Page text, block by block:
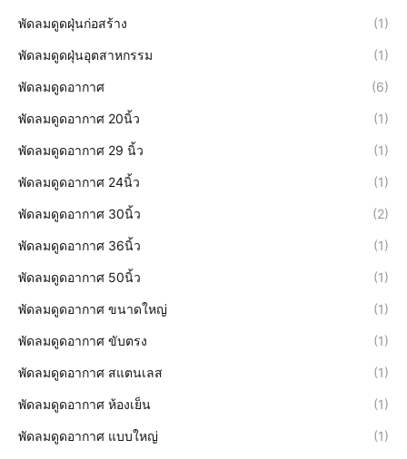
พัดลมดูดฝุ่นก่อสร้าง (1)
พัดลมดูดฝุ่นอุตสาหกรรม (1)
พัดลมดูดอากาศ (6)
พัดลมดูดอากาศ 20นิ้ว (1)
พัดลมดูดอากาศ 29 นิ้ว (1)
พัดลมดูดอากาศ 24นิ้ว (1)
พัดลมดูดอากาศ 30นิ้ว (2)
พัดลมดูดอากาศ 36นิ้ว (1)
พัดลมดูดอากาศ 50นิ้ว (1)
พัดลมดูดอากาศ ขนาดใหญ่ (1)
พัดลมดูดอากาศ ขับตรง (1)
พัดลมดูดอากาศ สแตนเลส (1)
พัดลมดูดอากาศ ห้องเย็น (1)
พัดลมดูดอากาศ แบบใหญ่ (1)